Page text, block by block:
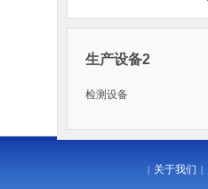
生产设备2
检测设备
| 关于我们 |